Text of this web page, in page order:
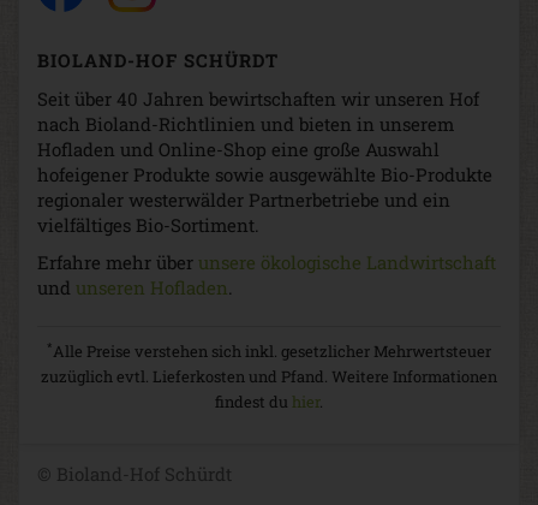
BIOLAND-HOF SCHÜRDT
Seit über 40 Jahren bewirtschaften wir unseren Hof
nach Bioland-Richtlinien und bieten in unserem
Hofladen und Online-Shop eine große Auswahl
hofeigener Produkte sowie ausgewählte Bio-Produkte
regionaler westerwälder Partnerbetriebe und ein
vielfältiges Bio-Sortiment.
Erfahre mehr über unsere ökologische Landwirtschaft
und unseren Hofladen.
*Alle Preise verstehen sich inkl. gesetzlicher Mehrwertsteuer
zuzüglich evtl. Lieferkosten und Pfand. Weitere Informationen
findest du hier.
© Bioland-Hof Schürdt